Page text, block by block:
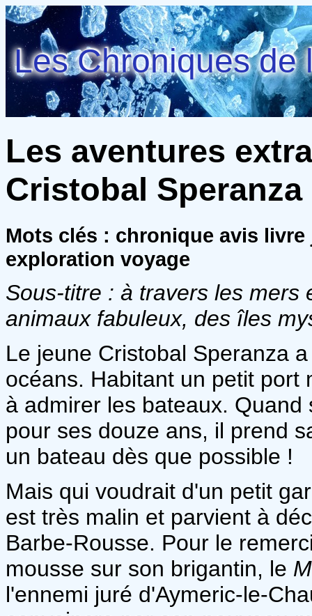
Les Chroniques de
Les aventures
Cristobal
Mots clés : chronique avis
exploration voyage
Sous-titre : à travers les mers
animaux fabuleux, des îles
Le jeune Cristobal Speranza
océans. Habitant un petit
à admirer les bateaux.
pour ses douze ans, il prend
un bateau dès que possible !
Mais qui voudrait d'un petit
est très malin et parvient à
Barbe-Rousse. Pour le
mousse sur son brigantin, le
l'ennemi juré d'Aymeric-le-